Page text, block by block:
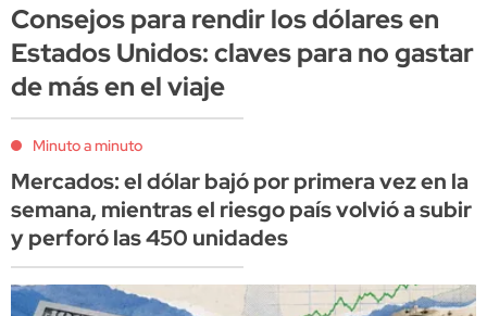
Consejos para rendir los dólares en
Estados Unidos: claves para no gastar
de más en el viaje
Minuto a minuto
Mercados: el dólar bajó por primera vez en la
semana, mientras el riesgo país volvió a subir
y perforó las 450 unidades